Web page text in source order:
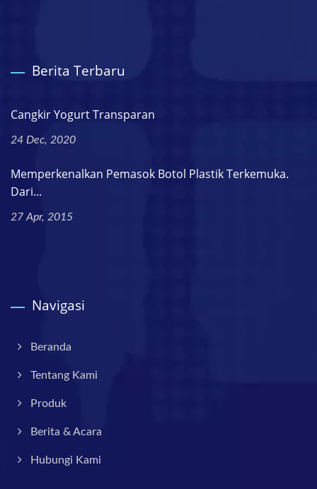
Berita Terbaru
Cangkir Yogurt Transparan
24 Dec, 2020
Memperkenalkan Pemasok Botol Plastik Terkemuka.
Dari...
27 Apr, 2015
Navigasi
Beranda
Tentang Kami
Produk
Berita & Acara
Hubungi Kami